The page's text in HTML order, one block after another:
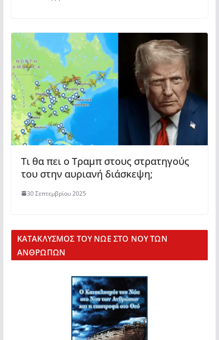
Τι θα πει ο Τραμπ στους στρατηγούς
του στην αυριανή διάσκεψη;
30 Σεπτεμβρίου 2025
KΑΤΑΚΛΥΣΜΟΣ ΤΟΥ ΝΩΕ ΣΤΟ ΝΟΥ ΤΩΝ
ΑΝΘΡΩΠΩΝ